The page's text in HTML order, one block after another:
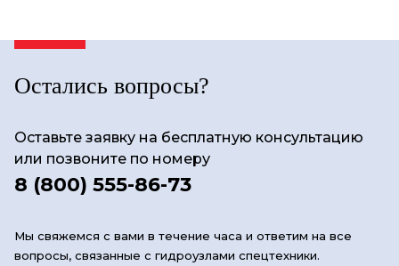
Остались вопросы?
Оставьте заявку на бесплатную консультацию
или позвоните по номеру
8 (800) 555-86-73
Мы свяжемся с вами в течение часа и ответим на все
вопросы, связанные с гидроузлами спецтехники.